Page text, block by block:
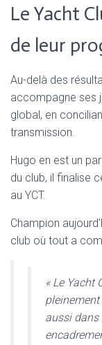
Le Yacht
de leur
Au-delà des
accompagne ses
global, en
transmission.
Hugo en est un
du club, il finalise
au YCT.
Champion
club où tout a
« Le Yacht
aussi dans